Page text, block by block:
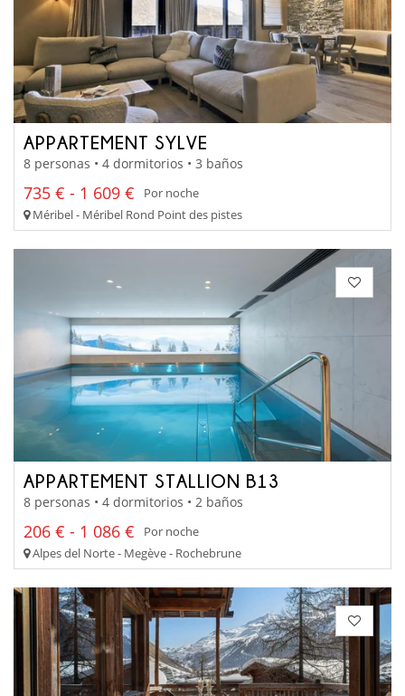
APPARTEMENT SYLVE
8 personas • 4 dormitorios • 3 baños
735 € - 1 609 €
Por noche
Méribel - Méribel Rond Point des pistes
APPARTEMENT STALLION B13
8 personas • 4 dormitorios • 2 baños
206 € - 1 086 €
Por noche
Alpes del Norte - Megève - Rochebrune